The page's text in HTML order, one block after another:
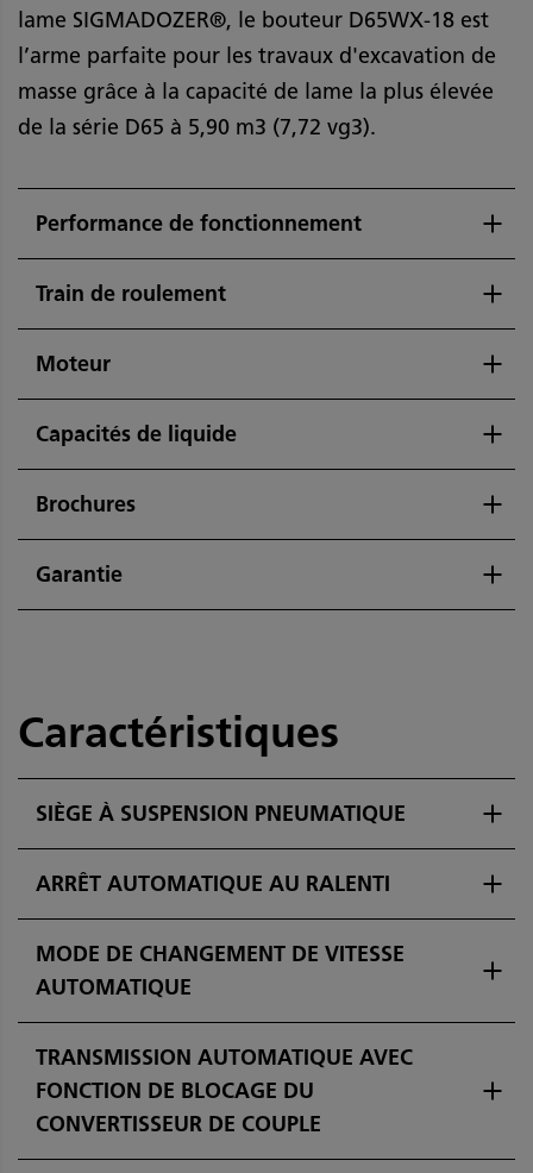
lame SIGMADOZER®, le bouteur D65WX-18 est
l’arme parfaite pour les travaux d'excavation de
masse grâce à la capacité de lame la plus élevée
de la série D65 à 5,90 m3 (7,72 vg3).
Performance de fonctionnement
Train de roulement
Moteur
Capacités de liquide
Brochures
Garantie
Caractéristiques
SIÈGE À SUSPENSION PNEUMATIQUE
ARRÊT AUTOMATIQUE AU RALENTI
MODE DE CHANGEMENT DE VITESSE
AUTOMATIQUE
TRANSMISSION AUTOMATIQUE AVEC
FONCTION DE BLOCAGE DU
CONVERTISSEUR DE COUPLE